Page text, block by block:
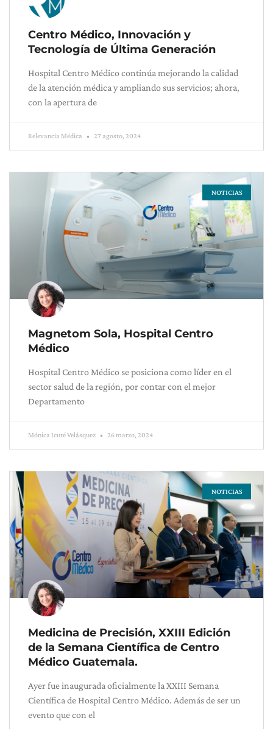
Centro Médico, Innovación y
Tecnología de Última Generación
Hospital Centro Médico continúa mejorando la calidad
de la atención médica y ampliando sus servicios; ahora,
con la apertura de
Relevancia Médica 27 agosto, 2024
NOTICIAS
Magnetom Sola, Hospital Centro
Médico
Hospital Centro Médico se posiciona como líder en el
sector salud de la región, por contar con el mejor
Departamento
Mónica Icuté Velásquez 26 marzo, 2024
NOTICIAS
Medicina de Precisión, XXIII Edición
de la Semana Científica de Centro
Médico Guatemala.
Ayer fue inaugurada oficialmente la XXIII Semana
Científica de Hospital Centro Médico. Además de ser un
evento que con el